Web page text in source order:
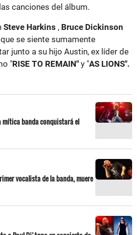
canciones del álbum.
Steve Harkins , Bruce Dickinson
se siente sumamente
junto a su hijo Austin, ex líder de
"RISE TO REMAIN" y "AS LIONS".
mítica banda conquistará el
vocalista de la banda, muere